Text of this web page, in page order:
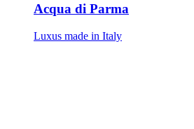
Acqua di Parma
Luxus made in Italy